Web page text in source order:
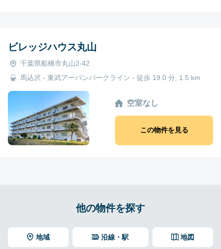
ビレッジハウス丸山
千葉県船橋市丸山2-42
馬込沢 - 東武アーバンパークライン - 徒歩 19.0 分, 1.5 km
空室なし
この物件を見る
他の物件を探す
地域 地図
沿線・駅